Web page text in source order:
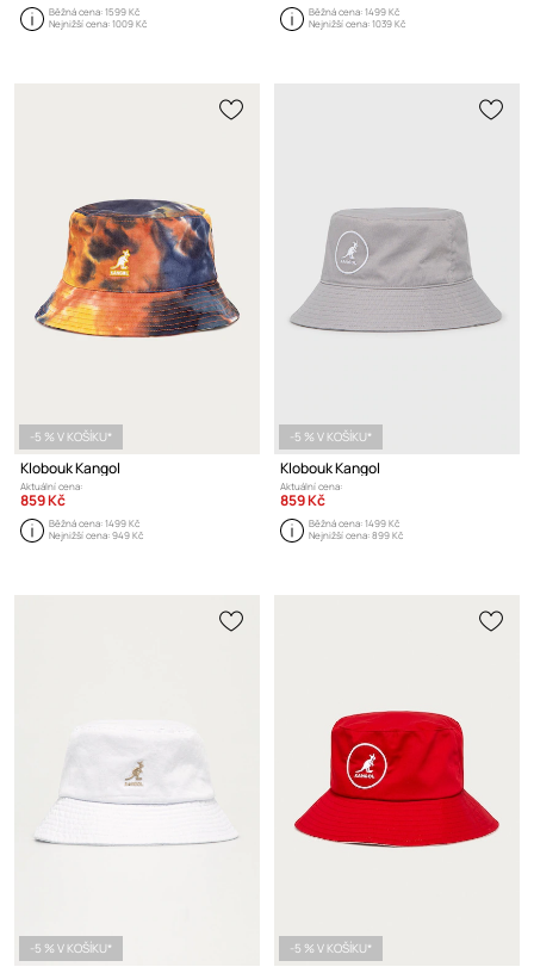
Běžná cena:1599 Kč
Nejnižší cena:1009 Kč
Běžná cena:1499 Kč
Nejnižší cena:1039 Kč
-5 % V KOŠÍKU*
Klobouk Kangol
Aktuální cena:
859 Kč
Běžná cena:1499 Kč
Nejnižší cena:949 Kč
-5 % V KOŠÍKU*
Klobouk Kangol
Aktuální cena:
859 Kč
Běžná cena:1499 Kč
Nejnižší cena:899 Kč
-5 % V KOŠÍKU* -5 % V KOŠÍKU*